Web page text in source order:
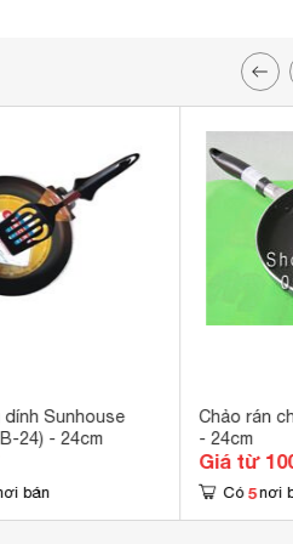
Sunhouse
24) - 24cm
bán
Chảo rán
- 24cm
Giá từ
Có 5 nơi